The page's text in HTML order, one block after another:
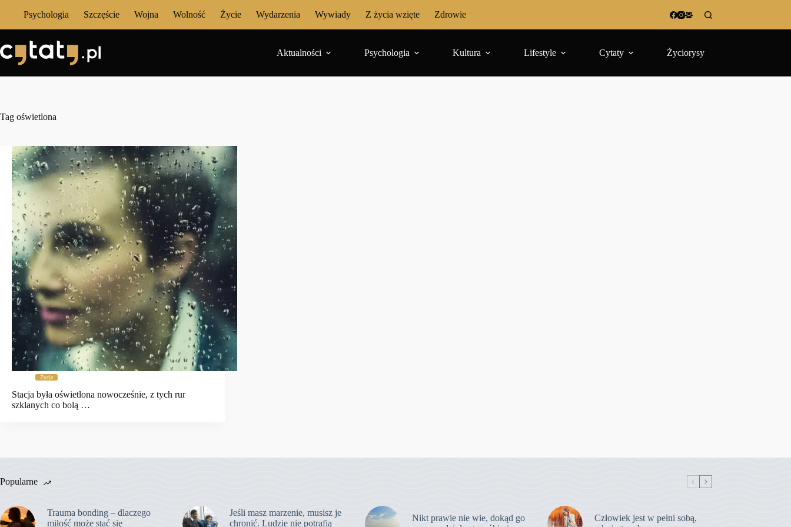
Psychologia Szczęście Wojna Wolność Życie Wydarzenia Wywiady Z życia wzięte Zdrowie
Aktualności Psychologia Kultura Lifestyle Cytaty Życiorysy
Tag oświetlona
Życie
Stacja była oświetlona nowocześnie, z tych rur
szklanych co bolą …
Popularne
Trauma bonding – dlaczego
miłość może stać się
Jeśli masz marzenie, musisz je
chronić. Ludzie nie potrafią
Nikt prawie nie wie, dokąd go
Człowiek jest w pełni sobą,